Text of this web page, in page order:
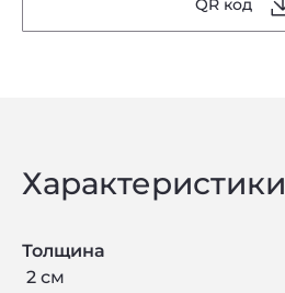
QR код
Характеристики
Толщина
2 см